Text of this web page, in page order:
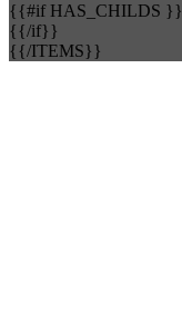
{{#if HAS_CHILDS }}
{{/if}}
{{/ITEMS}}